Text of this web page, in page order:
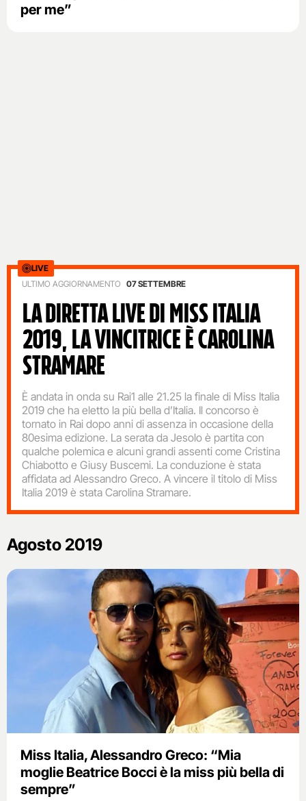
per me”
LIVE
ULTIMO AGGIORNAMENTO 07 SETTEMBRE
LA DIRETTA LIVE DI MISS ITALIA
2019, LA VINCITRICE È CAROLINA
STRAMARE
È andata in onda su Rai1 alle 21.25 la finale di Miss Italia
2019 che ha eletto la più bella d’Italia. Il concorso è
tornato in Rai dopo anni di assenza in occasione della
80esima edizione. La serata da Jesolo è partita con
qualche polemica e alcuni grandi assenti come Cristina
Chiabotto e Giusy Buscemi. La conduzione è stata
affidata ad Alessandro Greco. A vincere il titolo di Miss
Italia 2019 è stata Carolina Stramare.
Agosto 2019
Miss Italia, Alessandro Greco: “Mia
moglie Beatrice Bocci è la miss più bella di
sempre”